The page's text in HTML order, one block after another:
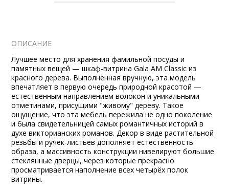
ОПИСАНИЕ
Лучшее место для хранения фамильной посуды и
памятных вещей — шкаф-витрина Gala AM Classic из
красного дерева. Выполненная вручную, эта модель
впечатляет в первую очередь природной красотой —
естественным направлением волокон и уникальными
отметинами, присущими "живому" дереву. Такое
ощущение, что эта мебель пережила не одно поколение
и была свидетельницей самых романтичных историй в
духе викторианских романов. Декор в виде растительной
резьбы и ручек-листьев дополняет естественность
образа, а массивность конструкции нивелируют большие
стеклянные дверцы, через которые прекрасно
просматривается наполнение всех четырёх полок
витрины.